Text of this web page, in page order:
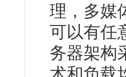
理，多媒
可以有任
务器架构